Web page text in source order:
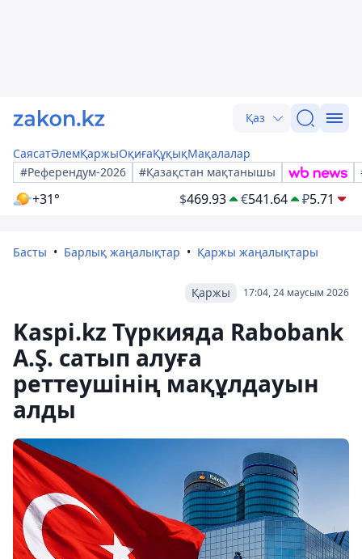
Қаз
СаясатӘлемҚаржыОқиғаҚұқықМақалалар
#Референдум-2026
#Қазақстан мақтанышы
+31° $469.93 €541.64 ₽5.71
Басты Барлық жаңалықтар Қаржы жаңалықтары
17:04, 24 маусым 2026
Қаржы
Kaspi.kz Түркияда Rabobank
A.Ş. сатып алуға
реттеушінің мақұлдауын
алды